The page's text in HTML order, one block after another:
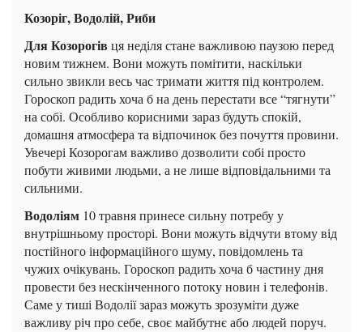
Козоріг, Водолій, Риби
Для Козорогів ця неділя стане важливою паузою перед
новим тижнем. Вони можуть помітити, наскільки
сильно звикли весь час тримати життя під контролем.
Гороскоп радить хоча б на день перестати все “тягнути”
на собі. Особливо корисними зараз будуть спокій,
домашня атмосфера та відпочинок без почуття провини.
Увечері Козорогам важливо дозволити собі просто
побути живими людьми, а не лише відповідальними та
сильними.
Водоліям 10 травня принесе сильну потребу у
внутрішньому просторі. Вони можуть відчути втому від
постійного інформаційного шуму, повідомлень та
чужих очікувань. Гороскоп радить хоча б частину дня
провести без нескінченного потоку новин і телефонів.
Саме у тиші Водолії зараз можуть зрозуміти дуже
важливу річ про себе, своє майбутнє або людей поруч.